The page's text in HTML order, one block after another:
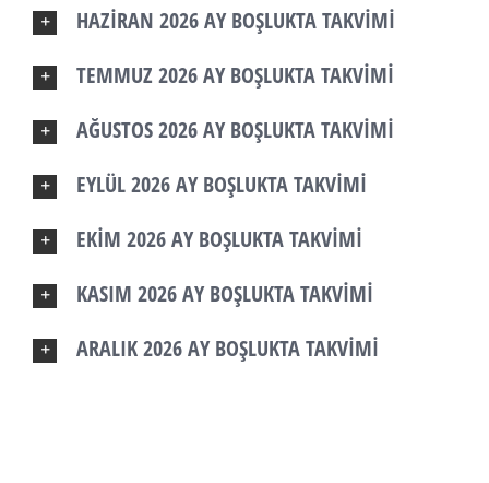
HAZİRAN 2026 AY BOŞLUKTA TAKVİMİ
TEMMUZ 2026 AY BOŞLUKTA TAKVİMİ
AĞUSTOS 2026 AY BOŞLUKTA TAKVİMİ
EYLÜL 2026 AY BOŞLUKTA TAKVİMİ
EKİM 2026 AY BOŞLUKTA TAKVİMİ
KASIM 2026 AY BOŞLUKTA TAKVİMİ
ARALIK 2026 AY BOŞLUKTA TAKVİMİ